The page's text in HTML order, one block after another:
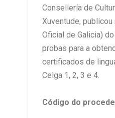
Consellería de
Xuventude, publicou
Oficial de Galicia)
probas para a
certificados de
Celga 1, 2, 3 e 4.
Código do